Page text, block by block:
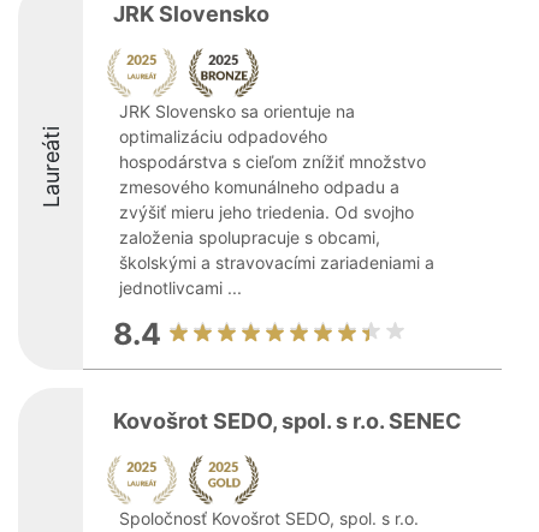
Laureáti
JRK Slovensko
JRK Slovensko sa orientuje na
optimalizáciu odpadového
hospodárstva s cieľom znížiť množstvo
zmesového komunálneho odpadu a
zvýšiť mieru jeho triedenia. Od svojho
založenia spolupracuje s obcami,
školskými a stravovacími zariadeniami a
jednotlivcami ...
8.4
Kovošrot SEDO, spol. s r.o. SENEC
Spoločnosť Kovošrot SEDO, spol. s r.o.